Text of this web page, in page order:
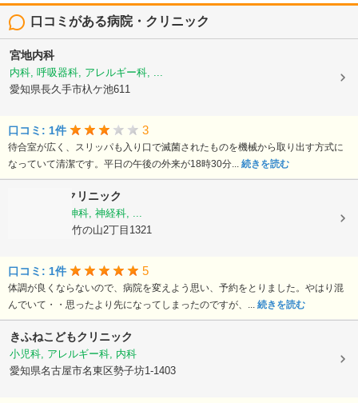
口コミがある病院・クリニック
宮地内科
内科, 呼吸器科, アレルギー科, ...
愛知県長久手市杁ケ池611
口コミ: 1件 3
待合室が広く、スリッパも入り口で滅菌されたものを機械から取り出す方式に
なっていて清潔です。平日の午後の外来が18時30分... 続きを読む
あいち熊木クリニック
心療内科, 精神科, 神経科, ...
愛知県日進市竹の山2丁目1321
口コミ: 1件 5
体調が良くならないので、病院を変えよう思い、予約をとりました。やはり混
んでいて・・思ったより先になってしまったのですが、... 続きを読む
きふねこどもクリニック
小児科, アレルギー科, 内科
愛知県名古屋市名東区勢子坊1-1403